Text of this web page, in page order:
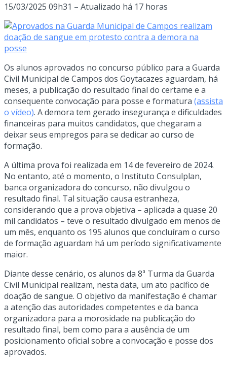
15/03/2025 09h31 – Atualizado há 17 horas
Os alunos aprovados no concurso público para a Guarda
Civil Municipal de Campos dos Goytacazes aguardam, há
meses, a publicação do resultado final do certame e a
consequente convocação para posse e formatura (assista
o vídeo). A demora tem gerado insegurança e dificuldades
financeiras para muitos candidatos, que chegaram a
deixar seus empregos para se dedicar ao curso de
formação.
A última prova foi realizada em 14 de fevereiro de 2024.
No entanto, até o momento, o Instituto Consulplan,
banca organizadora do concurso, não divulgou o
resultado final. Tal situação causa estranheza,
considerando que a prova objetiva – aplicada a quase 20
mil candidatos – teve o resultado divulgado em menos de
um mês, enquanto os 195 alunos que concluíram o curso
de formação aguardam há um período significativamente
maior.
Diante desse cenário, os alunos da 8ª Turma da Guarda
Civil Municipal realizam, nesta data, um ato pacífico de
doação de sangue. O objetivo da manifestação é chamar
a atenção das autoridades competentes e da banca
organizadora para a morosidade na publicação do
resultado final, bem como para a ausência de um
posicionamento oficial sobre a convocação e posse dos
aprovados.